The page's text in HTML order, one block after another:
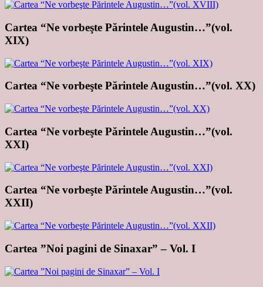
Cartea “Ne vorbeşte Părintele Augustin…”(vol.
XIX)
Cartea “Ne vorbeşte Părintele Augustin…”(vol. XX)
Cartea “Ne vorbeşte Părintele Augustin…”(vol.
XXI)
Cartea “Ne vorbeşte Părintele Augustin…”(vol.
XXII)
Cartea ”Noi pagini de Sinaxar” – Vol. I